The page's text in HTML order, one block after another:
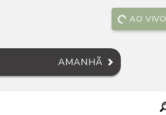
AO VIVO
AMANHÃ